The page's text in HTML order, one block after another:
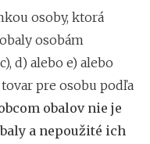
osoby, ktorá
osobám
d) alebo e) alebo
pre osobu podľa
obalov nie je
a nepoužité ich